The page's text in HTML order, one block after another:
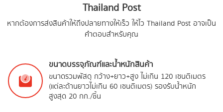
Thailand Post
หากต้องการส่งสินค้าให้ถึงปลายทางให้เร็ว ให้ไว Thailand Post อาจเป็น
คำตอบสำหรับคุณ
ขนาดบรรจุภัณฑ์และน้ำหนักสินค้า
ขนาดรวมพัสดุ กว้าง+ยาว+สูง ไม่เกิน 120 เซนติเมตร
(แต่ละด้านยาวไม่เกิน 60 เซนติเมตร) รองรับน้ำหนัก
สูงสุด 20 กก./ชิ้น